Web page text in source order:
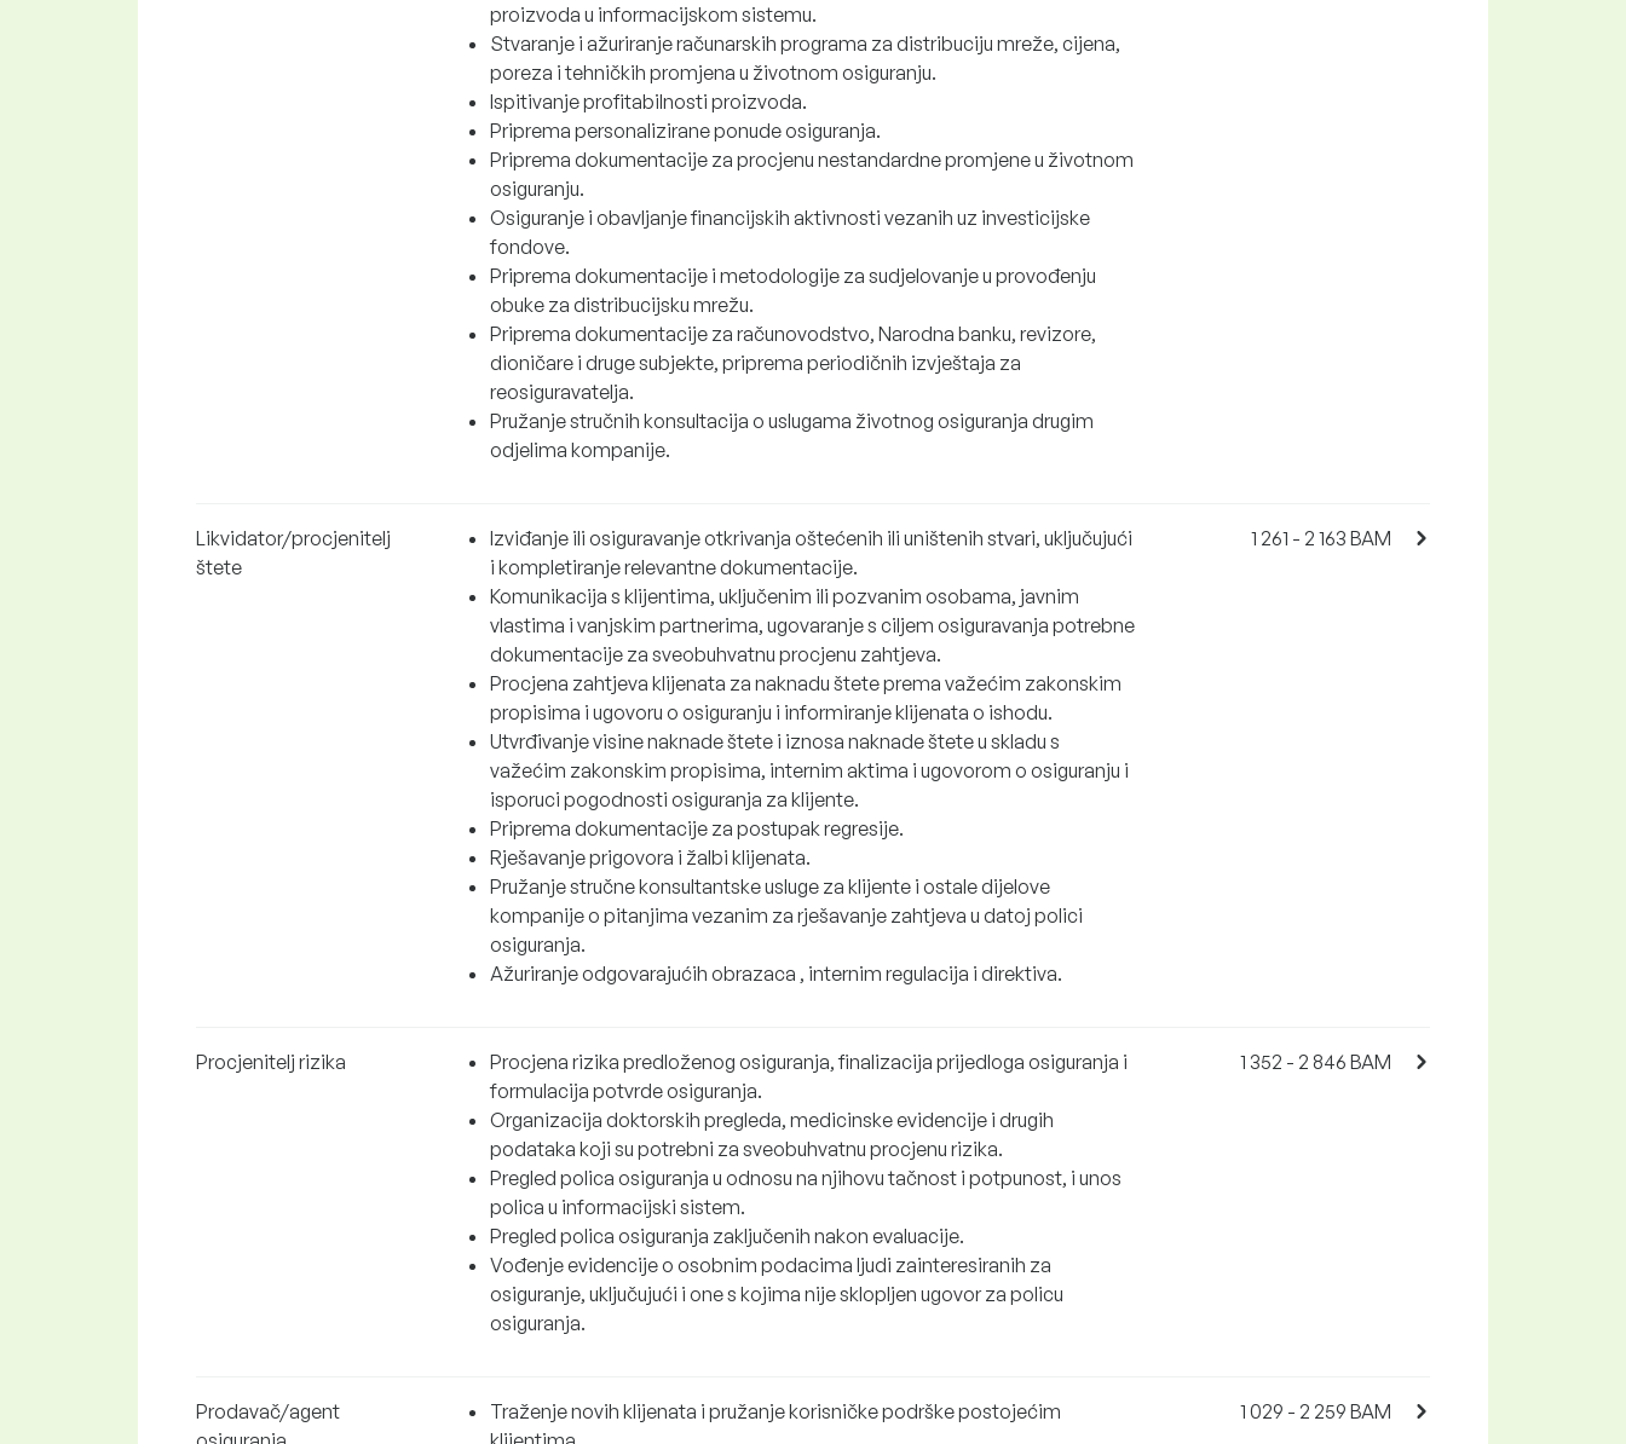
proizvoda u informacijskom sistemu.
Stvaranje i ažuriranje računarskih programa za distribuciju mreže, cijena,
poreza i tehničkih promjena u životnom osiguranju.
Ispitivanje profitabilnosti proizvoda.
Priprema personalizirane ponude osiguranja.
Priprema dokumentacije za procjenu nestandardne promjene u životnom
osiguranju.
Osiguranje i obavljanje financijskih aktivnosti vezanih uz investicijske
fondove.
Priprema dokumentacije i metodologije za sudjelovanje u provođenju
obuke za distribucijsku mrežu.
Priprema dokumentacije za računovodstvo, Narodna banku, revizore,
dioničare i druge subjekte, priprema periodičnih izvještaja za
reosiguravatelja.
Pružanje stručnih konsultacija o uslugama životnog osiguranja drugim
odjelima kompanije.
Likvidator/procjenitelj
štete
Izviđanje ili osiguravanje otkrivanja oštećenih ili uništenih stvari, uključujući
i kompletiranje relevantne dokumentacije.
Komunikacija s klijentima, uključenim ili pozvanim osobama, javnim
vlastima i vanjskim partnerima, ugovaranje s ciljem osiguravanja potrebne
dokumentacije za sveobuhvatnu procjenu zahtjeva.
Procjena zahtjeva klijenata za naknadu štete prema važećim zakonskim
propisima i ugovoru o osiguranju i informiranje klijenata o ishodu.
Utvrđivanje visine naknade štete i iznosa naknade štete u skladu s
važećim zakonskim propisima, internim aktima i ugovorom o osiguranju i
isporuci pogodnosti osiguranja za klijente.
Priprema dokumentacije za postupak regresije.
Rješavanje prigovora i žalbi klijenata.
Pružanje stručne konsultantske usluge za klijente i ostale dijelove
kompanije o pitanjima vezanim za rješavanje zahtjeva u datoj polici
osiguranja.
Ažuriranje odgovarajućih obrazaca , internim regulacija i direktiva.
1 261 - 2 163 BAM
Procjenitelj rizika
Procjena rizika predloženog osiguranja, finalizacija prijedloga osiguranja i
formulacija potvrde osiguranja.
Organizacija doktorskih pregleda, medicinske evidencije i drugih
podataka koji su potrebni za sveobuhvatnu procjenu rizika.
Pregled polica osiguranja u odnosu na njihovu tačnost i potpunost, i unos
polica u informacijski sistem.
Pregled polica osiguranja zaključenih nakon evaluacije.
Vođenje evidencije o osobnim podacima ljudi zainteresiranih za
osiguranje, uključujući i one s kojima nije sklopljen ugovor za policu
osiguranja.
1 352 - 2 846 BAM
Prodavač/agent
Traženje novih klijenata i pružanje korisničke podrške postojećim
1 029 - 2 259 BAM